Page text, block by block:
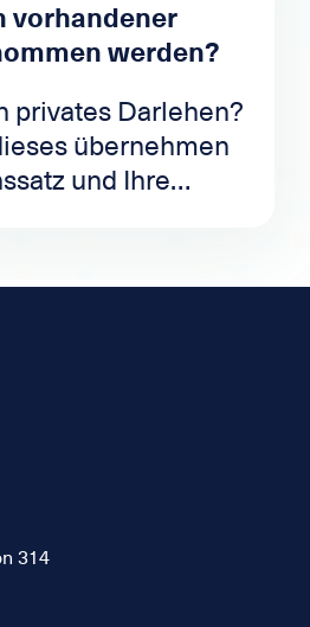
auf dem Markt in
testen.
vorhandener
werden?
privates Darlehen?
übernehmen
und Ihre
314